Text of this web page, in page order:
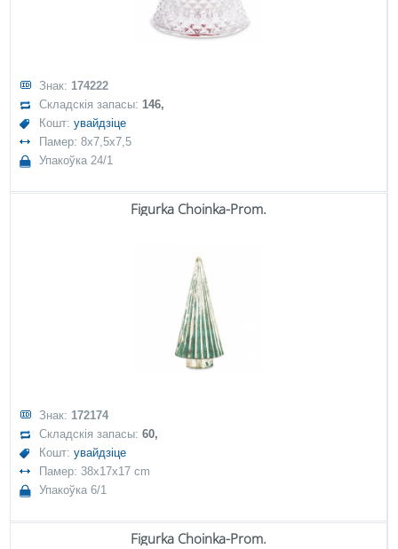
Знак: 174222
Складскія запасы:146,
Кошт:увайдзіце
Памер: 8x7,5x7,5
Упакоўка 24/1
Figurka Choinka-Prom.
Знак: 172174
Складскія запасы:60,
Кошт:увайдзіце
Памер: 38x17x17 cm
Упакоўка 6/1
Figurka Choinka-Prom.